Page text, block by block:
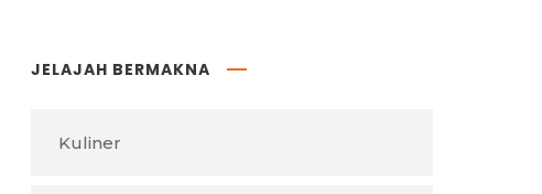
JELAJAH BERMAKNA
Kuliner